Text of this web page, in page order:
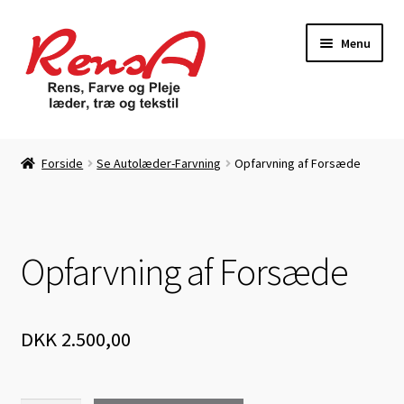
Spring
til
navigation
Spring
til
indhold
Menu
Daglig Pasning
Kasse
Forside Se Autolæder-Farvning Opfarvning af Forsæde
Opfarvning af Forsæde
DKK2.500,00